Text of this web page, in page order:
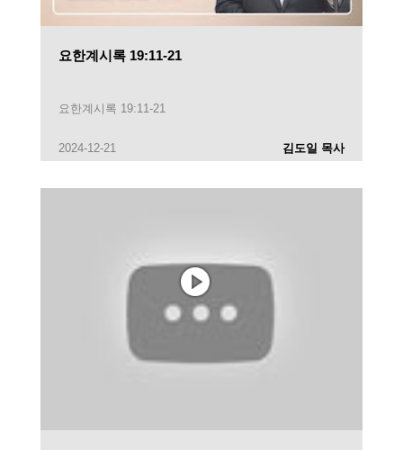
요한계시록 19:11-21
요한계시록 19:11-21
2024-12-21 김도일 목사